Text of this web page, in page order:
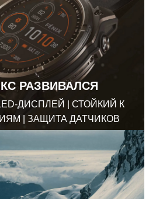
РАЗВИВАЛСЯ
ДИСПЛЕЙ | СТОЙКИЙ К
| ЗАЩИТА ДАТЧИКОВ